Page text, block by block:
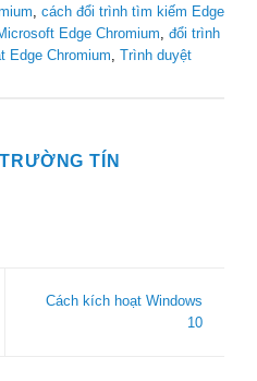
cách đổi trình tìm kiếm Edge
Edge Chromium
đổi trình
Edge Chromium Trình duyệt
TÍN
Cách kích hoạt Windows
10